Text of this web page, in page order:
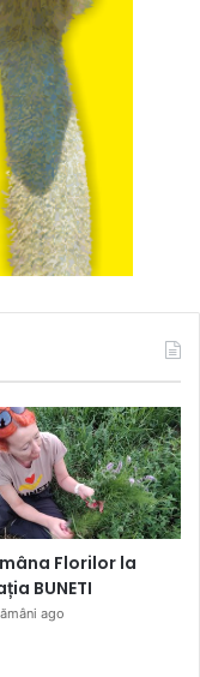
Florilor la
BUNETI
ago